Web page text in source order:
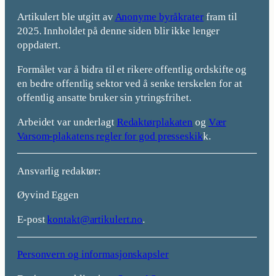
Artikulert ble utgitt avAnonyme byråkraterfram til
2025. Innholdet på denne siden blir ikke lenger
oppdatert.
Formålet var å bidra til et rikere offentlig ordskifte og
en bedre offentlig sektor ved å senke terskelen for at
offentlig ansatte bruker sin ytringsfrihet.
Arbeidet var underlagt Redaktørplakaten og Vær
Varsom-plakatens regler for god presseskikk.
Ansvarlig redaktør:
Øyvind Eggen
E-postkontakt@artikulert.no.
Personvern og informasjonskapsler